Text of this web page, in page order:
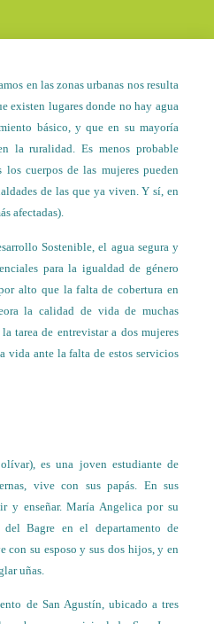
en las zonas urbanas nos resulta
existen lugares donde no hay agua
básico, y que en su mayoría
la ruralidad. Es menos probable
los cuerpos de las mujeres pueden
de las que ya viven. Y sí, en
afectadas).
Sostenible, el agua segura y
para la igualdad de género
alto que la falta de cobertura en
la calidad de vida de muchas
tarea de entrevistar a dos mujeres
vida ante la falta de estos servicios
es una joven estudiante de
vive con sus papás. En sus
y enseñar. María Angelica por su
Bagre en el departamento de
con su esposo y sus dos hijos, y en
uñas.
de San Agustín, ubicado a tres